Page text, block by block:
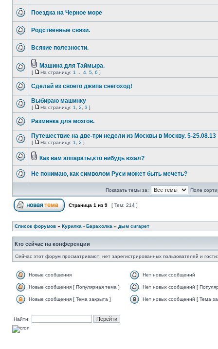
Поездка на Черное море
Родственные связи.
Всякие полезности.
Машина для Таймыра.
[ На страницу: 1 4 5 6 ]
Сделай из своего джипа снегоход!
Выбираю машинку
[ На страницу: 1 2 3 ]
Разминка для мозгов.
Путешествие на две-три недели из Москвы в Москву. 5-25.08.13
[ На страницу: 1 2 ]
Как вам аппараты,кто нибудь юзал?
Не понимаю, как символом Руси может быть мечеть?
Показать темы за: Поле
Страница 1 из 9 [ Тем: 214 ]
Список форумов » Курилка - Барахолка » дым сигарет
Кто сейчас на конференции
Сейчас этот форум просматривают: нет зарегистрированных пользователей и
Новые сообщения Нет новых сообщений
Новые сообщения [ Популярная тема ] Нет новых сообщений [
Новые сообщения [ Тема закрыта ] Нет новых сообщений [ Тема
Найти: